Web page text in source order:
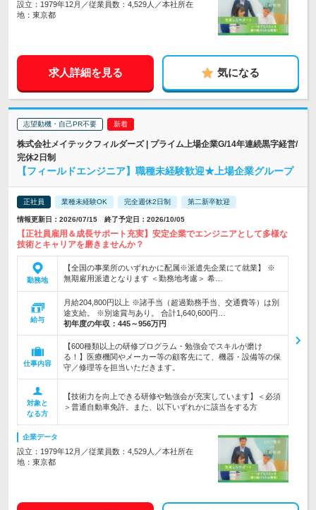
設立：1979年12月／従業員数：4,529人／本社所在
地：東京都
求人詳細を見る 気になる
志望動機・自己PR不要
株式会社メイテックフィルダーズ | プライム上場企業G/14年連続黒字経営/
完休2日制
【フィールドエンジニア】職種未経験歓迎★上場企業グループ
正社員 業種未経験OK 完全週休2日制 第二新卒歓迎
情報更新日：2026/07/15 終了予定日：2026/10/05
【正社員雇用＆成長サポート充実】安定企業でエンジニアとして多様な
技術とキャリアを磨きませんか？
勤務地
【全国の事業所のいずれかに配属※派遣先企業にて就業】 ※
無期雇用派遣となります ＜勤務地考慮＞ 希…
給与
月給204,800円以上 ※諸手当（超過勤務手当、交通費等）は別
途支給。 ※別途賞与あり。 合計1,640,600円…
初年度の年収： 445～956万円
仕事内容
【600種類以上の研修プログラム・勉強会でスキルが磨け
る！】医療機関やメーカー等の顧客先にて、機器・設備等の保
守／修理等を担当いただきます。
対象と
なる方
【技術力を向上できる研修や勉強会が充実しています】＜必須
＞普通自動車免許。また、以下いずれかに該当をする方
企業データ
設立：1979年12月／従業員数：4,529人／本社所在
地：東京都